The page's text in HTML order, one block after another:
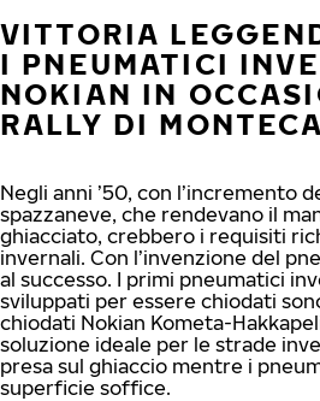
VITTORIA
I PNEUMATICI
NOKIAN IN
RALLY DI
Negli anni ’50, con l’incremento
spazzaneve, che rendevano il
ghiacciato, crebbero i requisiti
invernali. Con l’invenzione del
al successo. I primi pneumatici
sviluppati per essere chiodati
chiodati Nokian Kometa-
soluzione ideale per le strade
presa sul ghiaccio mentre i
superficie soffice.